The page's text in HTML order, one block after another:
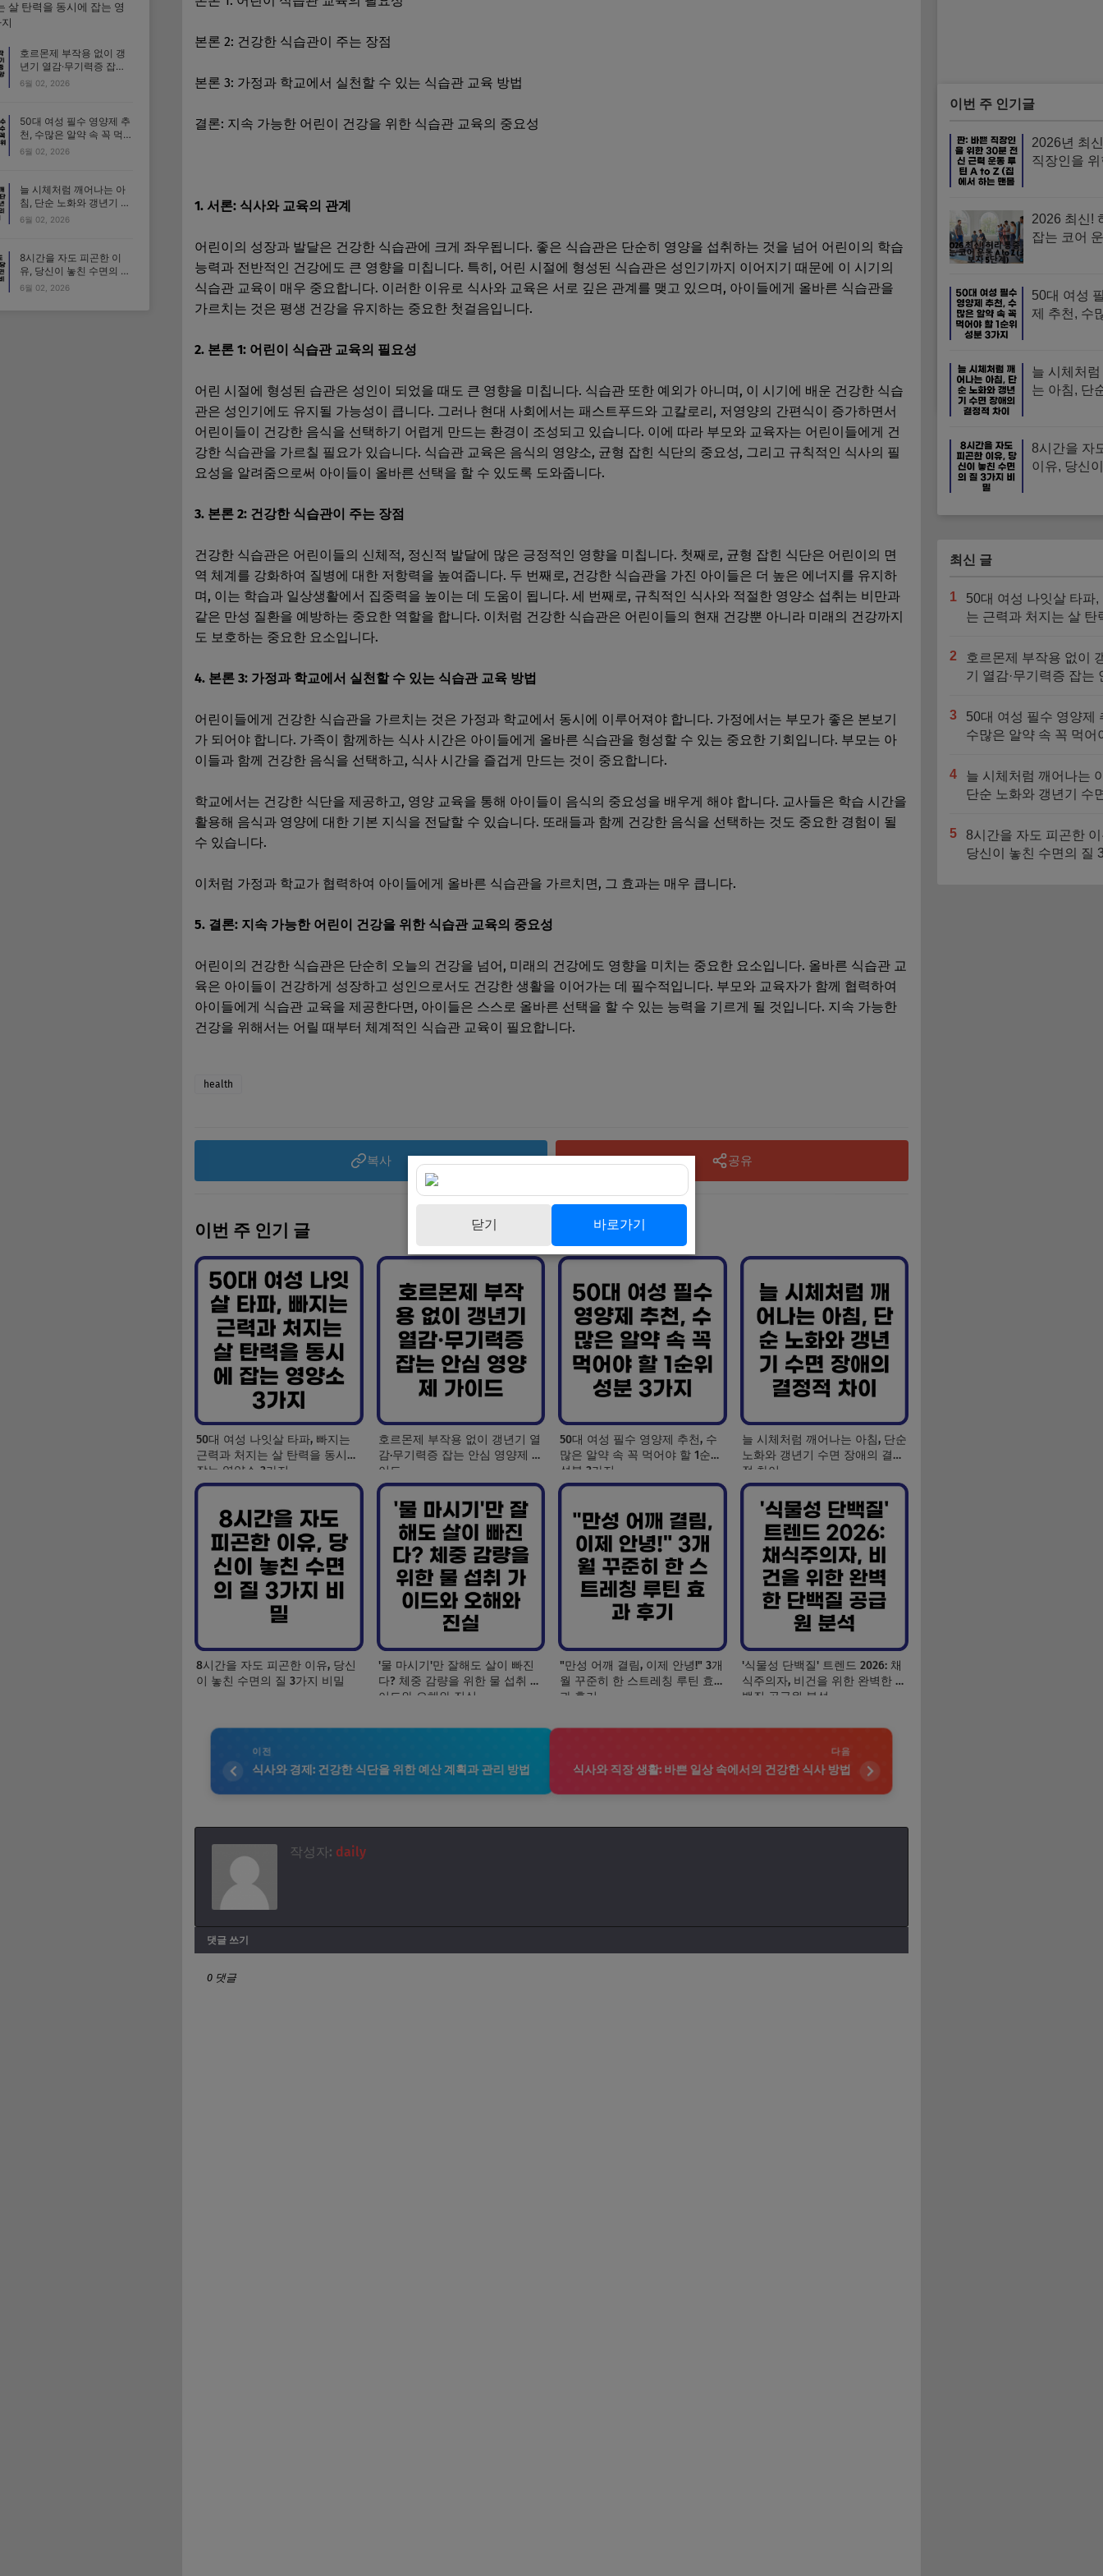
본론 2: 건강한 식습관이 주는 장점
본론 3: 가정과 학교에서 실천할 수 있는 식습관 교육 방법
결론: 지속 가능한 어린이 건강을 위한 식습관 교육의 중요성
1. 서론: 식사와 교육의 관계
어린이의 성장과 발달은 건강한 식습관에 크게 좌우됩니다. 좋은 식습관은 단순히 영양을 섭취하는 것을 넘어 어린이의 학습
능력과 전반적인 건강에도 큰 영향을 미칩니다. 특히, 어린 시절에 형성된 식습관은 성인기까지 이어지기 때문에 이 시기의
식습관 교육이 매우 중요합니다. 이러한 이유로 식사와 교육은 서로 깊은 관계를 맺고 있으며, 아이들에게 올바른 식습관을
가르치는 것은 평생 건강을 유지하는 중요한 첫걸음입니다.
2. 본론 1: 어린이 식습관 교육의 필요성
어린 시절에 형성된 습관은 성인이 되었을 때도 큰 영향을 미칩니다. 식습관 또한 예외가 아니며, 이 시기에 배운 건강한 식습
관은 성인기에도 유지될 가능성이 큽니다. 그러나 현대 사회에서는 패스트푸드와 고칼로리, 저영양의 간편식이 증가하면서
어린이들이 건강한 음식을 선택하기 어렵게 만드는 환경이 조성되고 있습니다. 이에 따라 부모와 교육자는 어린이들에게 건
강한 식습관을 가르칠 필요가 있습니다. 식습관 교육은 음식의 영양소, 균형 잡힌 식단의 중요성, 그리고 규칙적인 식사의 필
요성을 알려줌으로써 아이들이 올바른 선택을 할 수 있도록 도와줍니다.
3. 본론 2: 건강한 식습관이 주는 장점
건강한 식습관은 어린이들의 신체적, 정신적 발달에 많은 긍정적인 영향을 미칩니다. 첫째로, 균형 잡힌 식단은 어린이의 면
역 체계를 강화하여 질병에 대한 저항력을 높여줍니다. 두 번째로, 건강한 식습관을 가진 아이들은 더 높은 에너지를 유지하
며, 이는 학습과 일상생활에서 집중력을 높이는 데 도움이 됩니다. 세 번째로, 규칙적인 식사와 적절한 영양소 섭취는 비만과
같은 만성 질환을 예방하는 중요한 역할을 합니다. 이처럼 건강한 식습관은 어린이들의 현재 건강뿐 아니라 미래의 건강까지
도 보호하는 중요한 요소입니다.
4. 본론 3: 가정과 학교에서 실천할 수 있는 식습관 교육 방법
어린이들에게 건강한 식습관을 가르치는 것은 가정과 학교에서 동시에 이루어져야 합니다. 가정에서는 부모가 좋은 본보기
가 되어야 합니다. 가족이 함께하는 식사 시간은 아이들에게 올바른 식습관을 형성할 수 있는 중요한 기회입니다. 부모는 아
이들과 함께 건강한 음식을 선택하고, 식사 시간을 즐겁게 만드는 것이 중요합니다.
학교에서는 건강한 식단을 제공하고, 영양 교육을 통해 아이들이 음식의 중요성을 배우게 해야 합니다. 교사들은 학습 시간을
활용해 음식과 영양에 대한 기본 지식을 전달할 수 있습니다. 또래들과 함께 건강한 음식을 선택하는 것도 중요한 경험이 될
수 있습니다.
이처럼 가정과 학교가 협력하여 아이들에게 올바른 식습관을 가르치면, 그 효과는 매우 큽니다.
5. 결론: 지속 가능한 어린이 건강을 위한 식습관 교육의 중요성
어린이의 건강한 식습관은 단순히 오늘의 건강을 넘어, 미래의 건강에도 영향을 미치는 중요한 요소입니다. 올바른 식습관 교
육은 아이들이 건강하게 성장하고 성인으로서도 건강한 생활을 이어가는 데 필수적입니다. 부모와 교육자가 함께 협력하여
아이들에게 식습관 교육을 제공한다면, 아이들은 스스로 올바른 선택을 할 수 있는 능력을 기르게 될 것입니다. 지속 가능한
건강을 위해서는 어릴 때부터 체계적인 식습관 교육이 필요합니다.
health
복사 공유
이번 주 인기 글
50대 여성 나잇살 타파, 빠지는
근력과 처지는 살 탄력을 동시에
잡는 영양소 3가지
호르몬제 부작용 없이 갱년기 열
감·무기력증 잡는 안심 영양제 가
이드
50대 여성 필수 영양제 추천, 수
많은 알약 속 꼭 먹어야 할 1순위
성분 3가지
늘 시체처럼 깨어나는 아침, 단순
노화와 갱년기 수면 장애의 결정
적 차이
8시간을 자도 피곤한 이유, 당신
이 놓친 수면의 질 3가지 비밀
'물 마시기'만 잘해도 살이 빠진
다? 체중 감량을 위한 물 섭취 가
이드와 오해와 진실
"만성 어깨 결림, 이제 안녕!" 3개
월 꾸준히 한 스트레칭 루틴 효
과 후기
'식물성 단백질' 트렌드 2026: 채
식주의자, 비건을 위한 완벽한 단
백질 공급원 분석
이전
식사와 경제: 건강한 식단을 위한 예산 계획과 관리 방법
다음
식사와 직장 생활: 바쁜 일상 속에서의 건강한 식사 방법
작성자: daily
댓글 쓰기
0 댓글
닫기 바로가기
이번 주 인기글
2026년 최
직장인을
맨몸 운동
2026 최신!
잡는 코어
50대 여성
제 추천, 수
늘 시체처
는 아침, 단
8시간을 자
이유, 당신
최신 글
1
50대 여성 나잇살 타파,
는 근력과 처지는 살 탄
2
호르몬제 부작용 없이
기 열감·무기력증 잡는
3
50대 여성 필수 영양제
수많은 알약 속 꼭 먹어
4
늘 시체처럼 깨어나는
단순 노화와 갱년기 수
5
8시간을 자도 피곤한
당신이 놓친 수면의 질
살 탄력을 동시에 잡는 영
호르몬제 부작용 없이 갱
년기 열감·무기력증 잡는
안심 영양제 가이드
6월 02, 2026
50대 여성 필수 영양제 추
천, 수많은 알약 속 꼭 먹어
야 할 1순위 성분 3가지
6월 02, 2026
늘 시체처럼 깨어나는 아
침, 단순 노화와 갱년기 수
면 장애의 결정적 차이
6월 02, 2026
8시간을 자도 피곤한 이
유, 당신이 놓친 수면의 질
3가지 비밀
6월 02, 2026